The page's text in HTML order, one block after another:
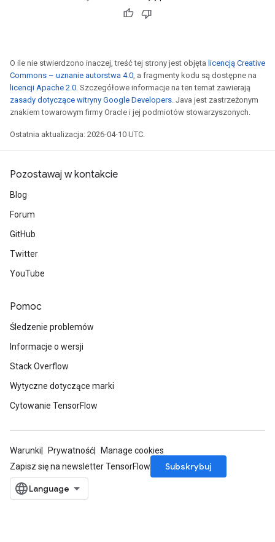
O ile nie stwierdzono inaczej, treść tej strony jest objęta licencją Creative
Commons – uznanie autorstwa 4.0, a fragmenty kodu są dostępne na
licencji Apache 2.0. Szczegółowe informacje na ten temat zawierają
zasady dotyczące witryny Google Developers. Java jest zastrzeżonym
znakiem towarowym firmy Oracle i jej podmiotów stowarzyszonych.
Ostatnia aktualizacja: 2026-04-10 UTC.
Pozostawaj w kontakcie
Blog
Forum
GitHub
Twitter
YouTube
Pomoc
Śledzenie problemów
Informacje o wersji
Stack Overflow
Wytyczne dotyczące marki
Cytowanie TensorFlow
Warunki Prywatność
Manage cookies
Zapisz się na newsletter TensorFlow
Subskrybuj